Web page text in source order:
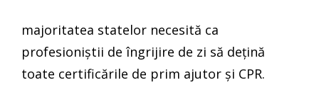
majoritatea statelor necesită ca
profesioniștii de îngrijire de zi să dețină
toate certificările de prim ajutor și CPR.